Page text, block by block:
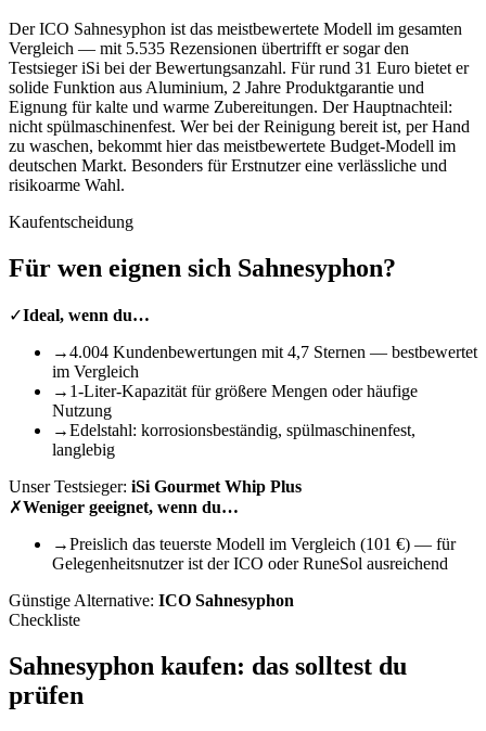
Der ICO Sahnesyphon ist das meistbewertete Modell im gesamten
Vergleich — mit 5.535 Rezensionen übertrifft er sogar den
Testsieger iSi bei der Bewertungsanzahl. Für rund 31 Euro bietet er
solide Funktion aus Aluminium, 2 Jahre Produktgarantie und
Eignung für kalte und warme Zubereitungen. Der Hauptnachteil:
nicht spülmaschinenfest. Wer bei der Reinigung bereit ist, per Hand
zu waschen, bekommt hier das meistbewertete Budget-Modell im
deutschen Markt. Besonders für Erstnutzer eine verlässliche und
risikoarme Wahl.
Kaufentscheidung
Für wen eignen sich Sahnesyphon?
✓Ideal, wenn du…
→4.004 Kundenbewertungen mit 4,7 Sternen — bestbewertet
im Vergleich
→ 1-Liter-Kapazität für größere Mengen oder häufige
Nutzung
→Edelstahl: korrosionsbeständig, spülmaschinenfest,
langlebig
Unser Testsieger: iSi Gourmet Whip Plus
✗Weniger geeignet, wenn du…
→Preislich das teuerste Modell im Vergleich (101 €) — für
Gelegenheitsnutzer ist der ICO oder RuneSol ausreichend
Günstige Alternative: ICO Sahnesyphon
Checkliste
Sahnesyphon kaufen: das solltest du
prüfen